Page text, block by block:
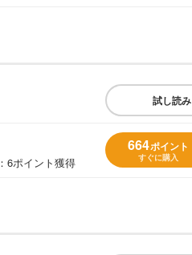
試し読み
：6ポイント獲得
664ポイント
すぐに購入